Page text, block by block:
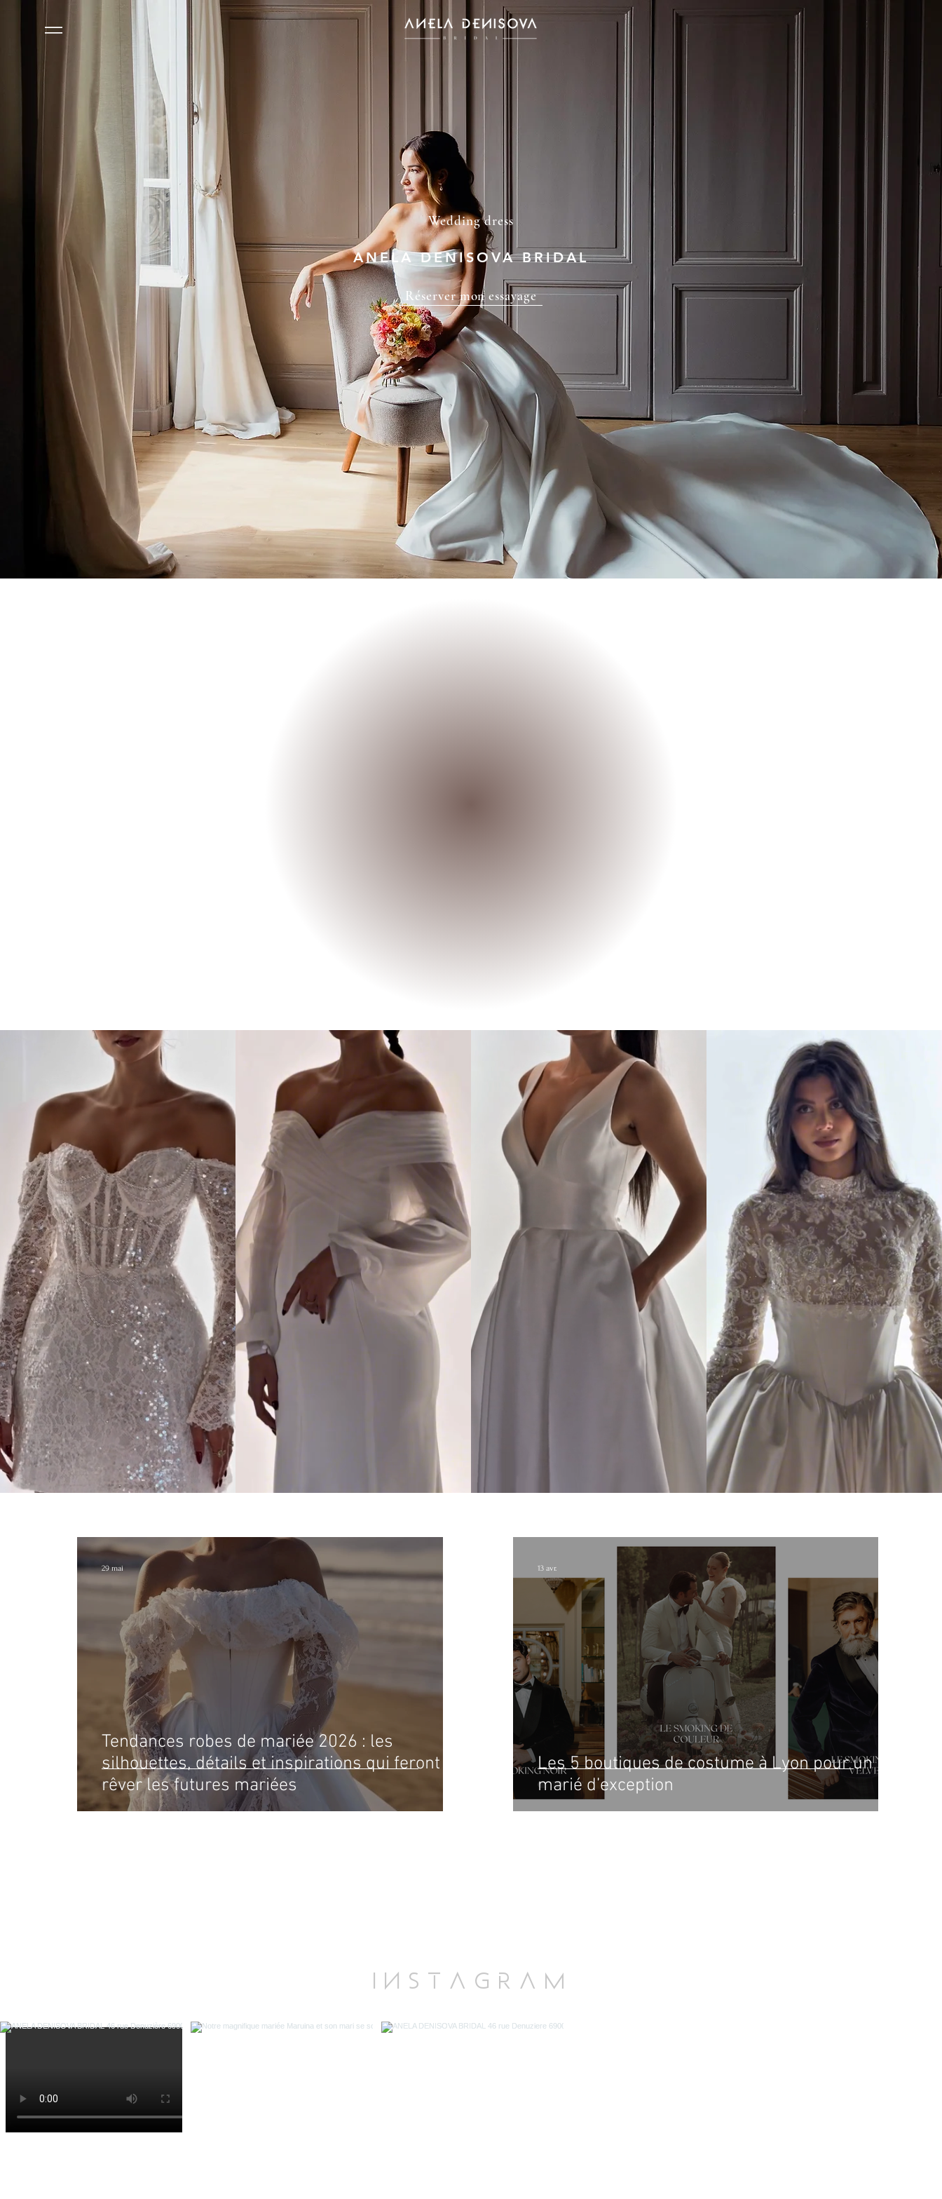
Wedding dress
ANELA DENISOVA BRIDAL
Réserver mon essayage
Tendances robes de mariée 2026 : les
silhouettes, détails et inspirations qui feront
rêver les futures mariées
29 mai
Les 5 boutiques de costume à Lyon pour un
marié d’exception
13 avr.
I N S T A G R A M